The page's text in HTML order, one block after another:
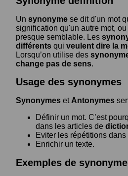
Un synonyme se dit d'un mot
signification qu'un autre mot,
presque semblable. Les
différents qui veulent dire la
Lorsqu’on utilise des
change pas de sens.
Usage des synonymes
Synonymes et Antonymes
Définir un mot. C’est
dans les articles de
Eviter les répétitions dans
Enrichir un texte.
Exemples de